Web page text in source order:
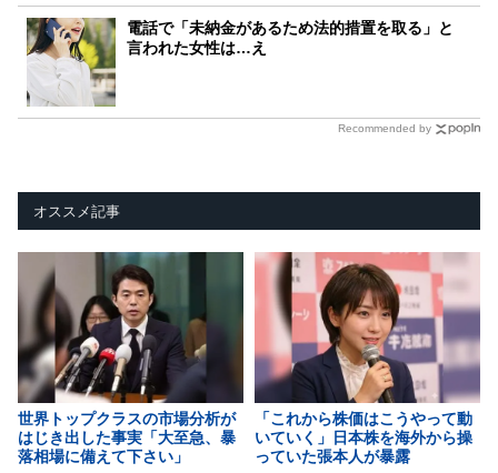
電話で「未納金があるため法的措置を取る」と
言われた女性は…え
Recommended by
オススメ記事
世界トップクラスの市場分析が
はじき出した事実「大至急、暴
落相場に備えて下さい」
「これから株価はこうやって動
いていく」日本株を海外から操
っていた張本人が暴露